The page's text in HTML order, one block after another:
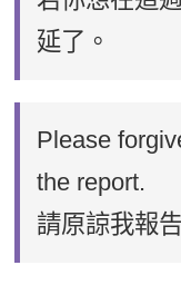
延了。
Please
the report.
請原諒我報